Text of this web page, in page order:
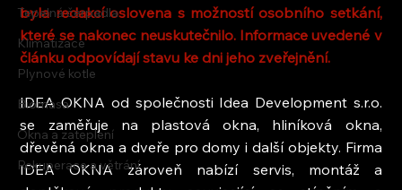
Tepelná čerpadla
Klimatizace
Plynové kotle
Biomasa
Okna a zateplení
Rekuperace a větrání
byla redakcí oslovena s možností osobního setkání,
které se nakonec neuskutečnilo. Informace uvedené v
článku odpovídají stavu ke dni jeho zveřejnění.
IDEA OKNA od společnosti Idea Development s.r.o.
se zaměřuje na plastová okna, hliníková okna,
dřevěná okna a dveře pro domy i další objekty. Firma
IDEA OKNA zároveň nabízí servis, montáž a